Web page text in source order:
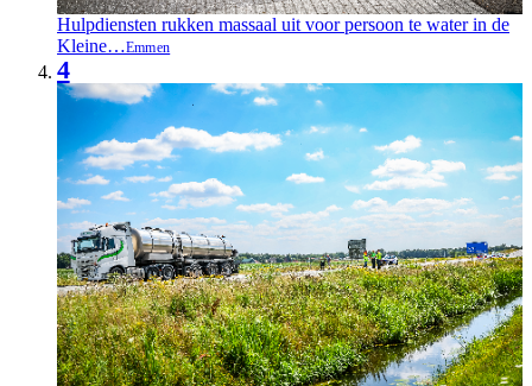
Hulpdiensten rukken massaal uit voor persoon te water in de
Kleine…Emmen
4